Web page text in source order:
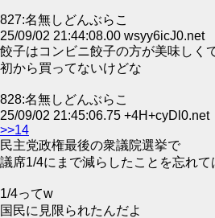
827:名無しどんぶらこ
25/09/02 21:44:08.00 wsyy6icJ0.net
餃子はコンビニ餃子の方が美味しく
初から買ってないけどな
828:名無しどんぶらこ
25/09/02 21:45:06.75 +4H+cyDl0.net
>>14
民主党政権最後の衆議院選挙で
議席1/4にまで減らしたことを忘れて
1/4ってw
国民に見限られたんだよ